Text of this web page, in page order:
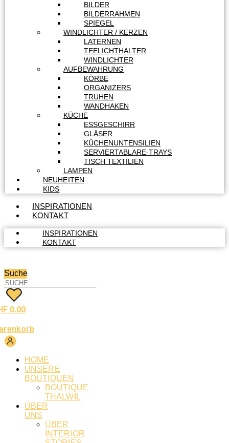
BILDER
BILDERRAHMEN
SPIEGEL
WINDLICHTER / KERZEN
LATERNEN
TEELICHTHALTER
WINDLICHTER
AUFBEWAHRUNG
KÖRBE
ORGANIZERS
TRUHEN
WANDHAKEN
KÜCHE
ESSGESCHIRR
GLÄSER
KÜCHENUNTENSILIEN
SERVIERTABLARE-TRAYS
TISCH TEXTILIEN
LAMPEN
NEUHEITEN
KIDS
INSPIRATIONEN
KONTAKT
INSPIRATIONEN
KONTAKT
Suche
0.00
HOME
UNSERE
BOUTIQUEN
BOUTIQUE
THALWIL
ÜBER
UNS
ÜBER
INTERIOR